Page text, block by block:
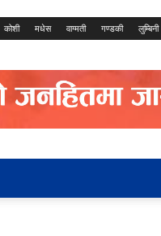
कोशी मधेस वाग्मती गण्डकी लुम्बिनी